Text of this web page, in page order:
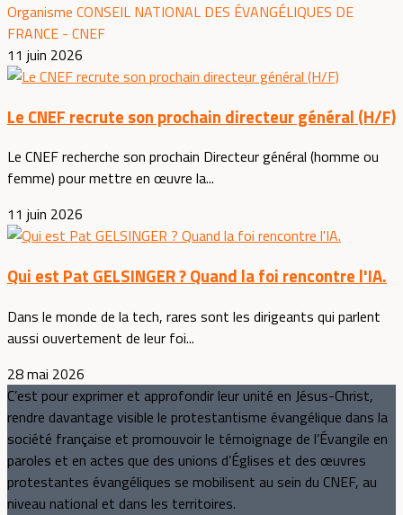
Organisme CONSEIL NATIONAL DES ÉVANGÉLIQUES DE
FRANCE - CNEF
11 juin 2026
Le CNEF recrute son prochain directeur général (H/F)
Le CNEF recherche son prochain Directeur général (homme ou
femme) pour mettre en œuvre la...
11 juin 2026
Qui est Pat GELSINGER ? Quand la foi rencontre l'IA.
Dans le monde de la tech, rares sont les dirigeants qui parlent
aussi ouvertement de leur foi...
28 mai 2026
C’est pour exprimer et approfondir leur unité en Jésus-Christ,
rendre davantage visible le protestantisme évangélique dans la
société française et promouvoir le témoignage de l’Évangile en
paroles et en actes que des unions d’Églises et des œuvres
protestantes évangéliques se mobilisent au sein du CNEF, au
niveau national et dans les territoires.